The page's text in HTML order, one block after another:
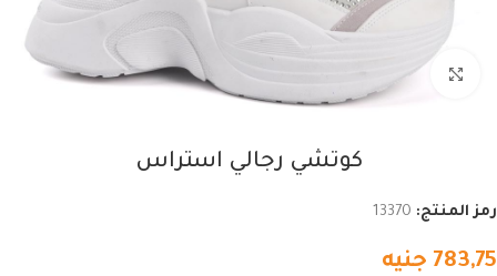
اضغط للتكبير
كوتشي رجالي استراس
رمز المنتج: 13370
783,75 جنيه